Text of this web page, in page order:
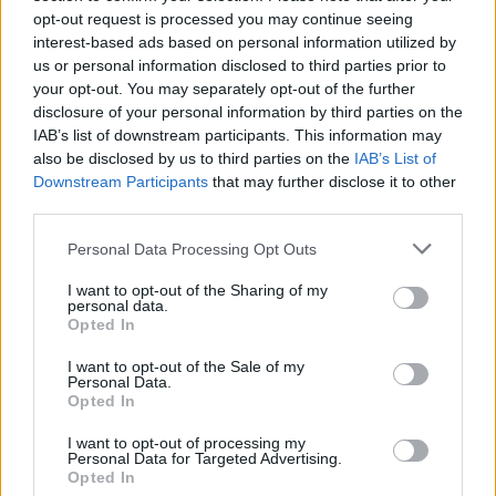
opt-out request is processed you may continue seeing
interest-based ads based on personal information utilized by
us or personal information disclosed to third parties prior to
your opt-out. You may separately opt-out of the further
disclosure of your personal information by third parties on the
IAB’s list of downstream participants. This information may
also be disclosed by us to third parties on the IAB’s List of
Downstream Participants that may further disclose it to other
Personal Data Processing Opt Outs
I want to opt-out of the Sharing of my
personal data.
Opted In
I want to opt-out of the Sale of my
Personal Data.
Opted In
I want to opt-out of processing my
Personal Data for Targeted Advertising.
Opted In
possono contare su un supporto tempestivo.
Rispetto ad altri sollevatori auto presenti sul
mercato, Easy Cric si distingue per la sua facilità
d’uso, la sicurezza garantita e il rapporto qualità-
prezzo imbattibile. Con recensioni positive e
caratteristiche di alto livello, Easy Cric si
perdere l’opportunità di migliorare la tua
esperienza di manutenzione auto con Easy Cric,
un prodotto consigliato da molti utenti
soddisfatti.